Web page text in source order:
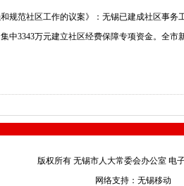
范社区工作的议案》：无锡已建成社区事务
中3343万元建立社区经费保障专项资金。全
版权所有 无锡市人大常委会办公室 电
网络支持：无锡移动